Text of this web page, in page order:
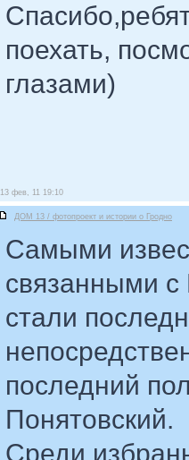
поехать,
глазами)
13 фев, 11 19:10
ДОМ 13 / фотопроект и истории о Гродно
Самыми
связанными
стали
последний
Понятовский.
Среди